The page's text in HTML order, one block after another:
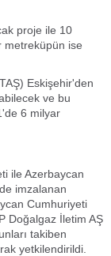
proje ile 10
metreküpün ise
Eskişehir'den
ve bu
6 milyar
ile Azerbaycan
imzalanan
Cumhuriyeti
Doğalgaz İletim AŞ
takiben
yetkilendirildi.